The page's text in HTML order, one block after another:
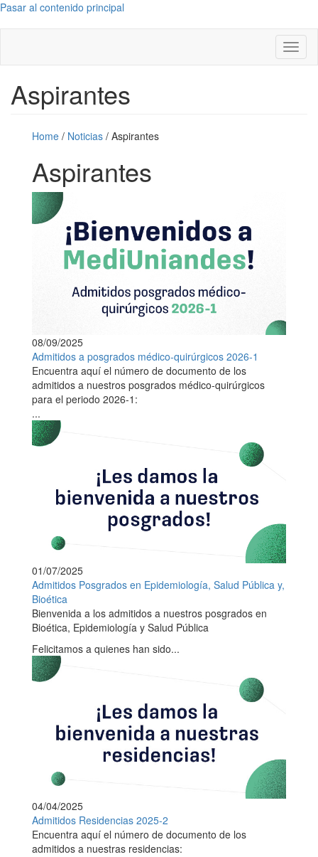
Pasar al contenido principal
Aspirantes
Home / Noticias / Aspirantes
Aspirantes
08/09/2025
Admitidos a posgrados médico-quirúrgicos 2026-1
Encuentra aquí el número de documento de los
admitidos a nuestros posgrados médico-quirúrgicos
para el periodo 2026-1:
...
01/07/2025
Admitidos Posgrados en Epidemiología, Salud Pública y,
Bioética
Bienvenida a los admitidos a nuestros posgrados en
Bioética, Epidemiología y Salud Pública
Felicitamos a quienes han sido...
04/04/2025
Admitidos Residencias 2025-2
Encuentra aquí el número de documento de los
admitidos a nuestras residencias: